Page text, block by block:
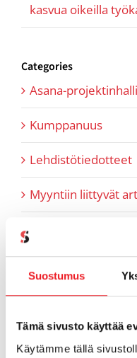
Suostumus
Tämä sivusto käyttää
Käytämme tällä
kasvua oikeilla
Categories
Asana-
Kumppanuus
Lehdistötiedotteet
Myyntiin liittyvät
SaaS-aiheiset
SaaShop tuotteet